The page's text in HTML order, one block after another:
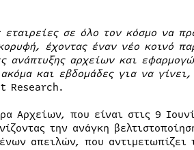
σε όλο τον κόσμο να
έχοντας έναν νέο κοινό
ανάπτυξης αρχείων και
και εβδομάδες για να
Research.
Αρχείων, που είναι στις 9
την ανάγκη
απειλών, που αντιμετωπίζει